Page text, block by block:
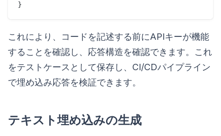
これにより、コードを記述する前にAPIキーが機能
することを確認し、応答構造を確認できます。これ
をテストケースとして保存し、CI/CDパイプライン
で埋め込み応答を検証できます。
テキスト埋め込みの生成